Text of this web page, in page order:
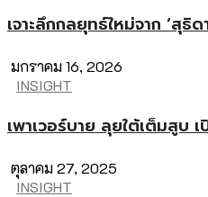
เจาะลึกกลยุทธ์ใหม่จาก ‘สุธิ
มกราคม 16, 2026
INSIGHT
เพาเวอร์บาย ลุยใต้เต็มสูบ
ตุลาคม 27, 2025
INSIGHT